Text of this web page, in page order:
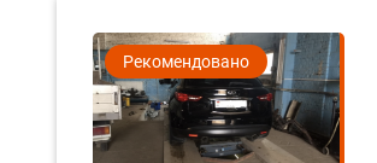
Рекомендовано